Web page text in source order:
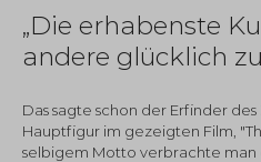
„Die erhabenste
andere glücklich
Das sagte schon der Erfinder des
Hauptfigur im gezeigten Film,
selbigem Motto verbrachte man